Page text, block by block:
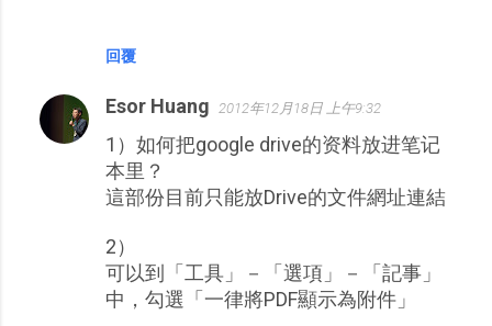
回覆
Esor Huang 2012年12月18日 上午9:32
1）如何把google drive的资料放进笔记
本里？
這部份目前只能放Drive的文件網址連結
2）
可以到「工具」－「選項」－「記事」
中，勾選「一律將PDF顯示為附件」